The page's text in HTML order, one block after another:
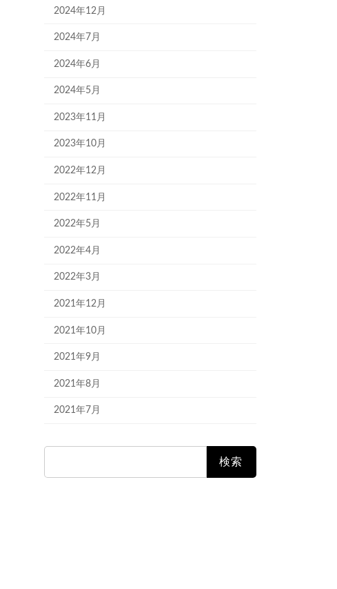
2024年12月
2024年7月
2024年6月
2024年5月
2023年11月
2023年10月
2022年12月
2022年11月
2022年5月
2022年4月
2022年3月
2021年12月
2021年10月
2021年9月
2021年8月
2021年7月